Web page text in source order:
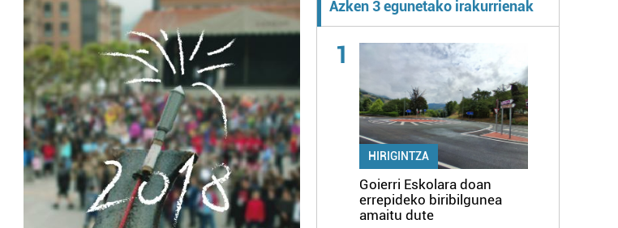
Azken 3 egunetako irakurrienak
1
HIRIGINTZA
Goierri Eskolara doan
errepideko biribilgunea
amaitu dute